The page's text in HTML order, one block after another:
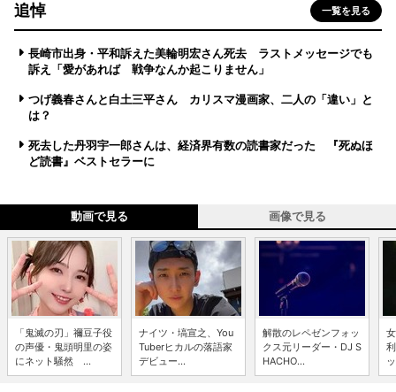
追悼 一覧を見る
長崎市出身・平和訴えた美輪明宏さん死去 ラストメッセージでも
訴え「愛があれば 戦争なんか起こりません」
つげ義春さんと白土三平さん カリスマ漫画家、二人の「違い」と
は？
死去した丹羽宇一郎さんは、経済界有数の読書家だった 『死ぬほ
ど読書』ベストセラーに
動画で見る 画像で見る
「鬼滅の刃」禰豆子役
の声優・鬼頭明里の姿
にネット騒然 ...
ナイツ・塙宣之、You
Tuberヒカルの落語家
デビュー...
解散のレペゼンフォッ
クス元リーダー・DJ S
HACHO...